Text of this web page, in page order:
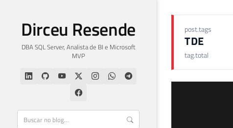
Dirceu Resende
DBA SQL Server, Analista de BI e Microsoft
MVP
post.tags
TDE
tag.total